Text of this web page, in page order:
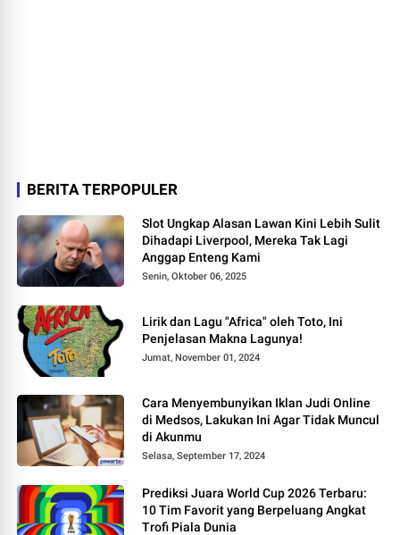
BERITA TERPOPULER
Slot Ungkap Alasan Lawan Kini Lebih Sulit
Dihadapi Liverpool, Mereka Tak Lagi
Anggap Enteng Kami
Senin, Oktober 06, 2025
Lirik dan Lagu "Africa" oleh Toto, Ini
Penjelasan Makna Lagunya!
Jumat, November 01, 2024
Cara Menyembunyikan Iklan Judi Online
di Medsos, Lakukan Ini Agar Tidak Muncul
di Akunmu
Selasa, September 17, 2024
Prediksi Juara World Cup 2026 Terbaru:
10 Tim Favorit yang Berpeluang Angkat
Trofi Piala Dunia